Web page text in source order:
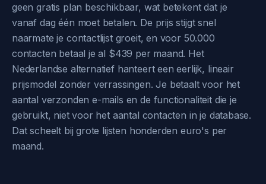
geen gratis plan beschikbaar, wat betekent dat je
vanaf dag één moet betalen. De prijs stijgt snel
naarmate je contactlijst groeit, en voor 50.000
contacten betaal je al $439 per maand. Het
Nederlandse alternatief hanteert een eerlijk, lineair
prijsmodel zonder verrassingen. Je betaalt voor het
aantal verzonden e-mails en de functionaliteit die je
gebruikt, niet voor het aantal contacten in je database.
Dat scheelt bij grote lijsten honderden euro's per
maand.